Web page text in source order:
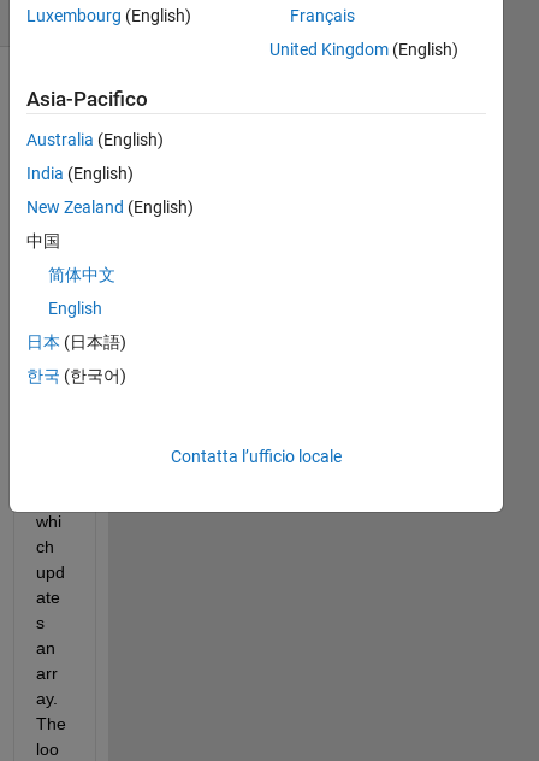
(30 giorni)
e to
run
two
whi
ch
upd
ate
s
an
arr
ay.
The
loo
Luxembourg (English)
Français
United Kingdom(English)
Asia-Pacifico
Australia (English)
India (English)
New Zealand (English)
中国
简体中文
English
日本 (日本語)
한국 (한국어)
Contatta l’ufficio locale